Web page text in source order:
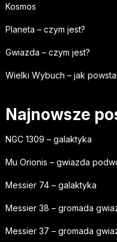
Kosmos
Planeta – czym jest?
Gwiazda – czym jest?
Wielki Wybuch – jak
Najnowsze
NGC 1309 – galaktyka
Mu Orionis – gwiazda
Messier 74 – galaktyka
Messier 38 – gromada
Messier 37 – gromada